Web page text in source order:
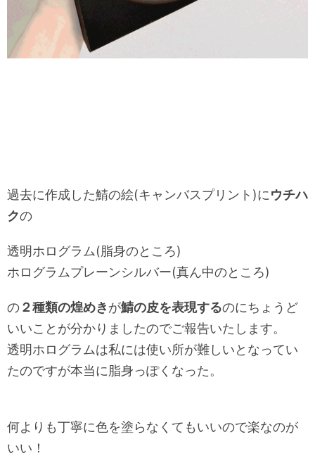
過去に作成した鯖の絵(キャンバスプリント)にウチハ
クの
透明ホログラム(脂身のところ)
ホログラムプレーンシルバー(真ん中のところ)
の２種類の煌めきが鯖の皮を表現するのにちょうど
いいことが分かりましたのでご報告いたします。
透明ホログラムは私には使い所が難しいとなってい
たのですが本当に脂身っぽくなった。
何よりも丁寧に色を塗らなくてもいいので楽なのが
いい！